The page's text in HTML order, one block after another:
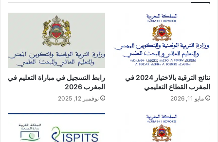
نتائج الترقية بالاختيار 2024 في
المغرب القطاع التعليمي
مايو 11, 2026
رابط التسجيل في مباراة التعليم في
المغرب 2026
نوفمبر 12, 2025